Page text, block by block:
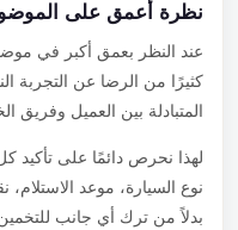
نظرة أعمق على الموضوع
عند النظر بعمق أكبر في
كثيرًا من الرضا عن التجربة
المتبادلة بين العميل وفريق
لهذا نحرص دائمًا على تأكيد
نوع السيارة، موعد
بدلاً من ترك أي جانب للتخمين